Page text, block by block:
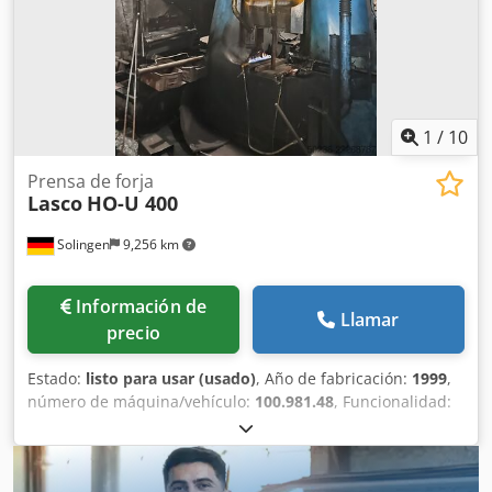
1 / 10
Solingen 9,256 km
Prensa de forja
Lasco HO-U 400
Información de
precio
Llamar
Estado: listo para usar (usado), Año de fabricación: 1999,
número de máquina/vehículo: 100.981.48, Funcionalidad:
, martillo hidráulico de forja (H1)
Fabricante: LASCO Modelo: HO - U 400 SO Año de
fabricación: 1999 Energía de impacto: 40 kJ Recorrido del